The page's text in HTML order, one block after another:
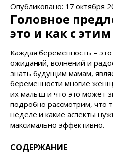
Опубликовано: 17 октября
Головное
это и как с
Каждая беременность –
ожиданий, волнений и
знать будущим мамам,
беременности многие
их малыш и что это может
подробно рассмотрим, что
неделе и какие аспекты
максимально эффективно.
СОДЕРЖАНИЕ